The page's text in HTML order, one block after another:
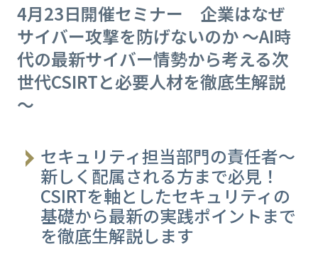
4月23日開催セミナー 企業はなぜ
サイバー攻撃を防げないのか ～AI時
代の最新サイバー情勢から考える次
世代CSIRTと必要人材を徹底生解説
～
セキュリティ担当部門の責任者～
新しく配属される方まで必見！
CSIRTを軸としたセキュリティの
基礎から最新の実践ポイントまで
を徹底生解説します